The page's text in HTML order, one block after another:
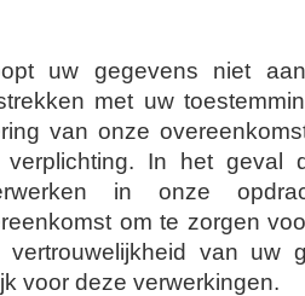
uw gegevens niet
met uw
van onze
verplichting. In het geval
in onze
om te zorgen
vertrouwelijkheid van uw
voor deze verwerkingen.